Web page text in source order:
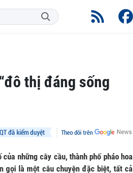
thị đáng sống
Theo dõi trên
đã kiểm duyệt
những cây cầu, thành phố pháo hoa
gọi là một câu chuyện đặc biệt, tất cả